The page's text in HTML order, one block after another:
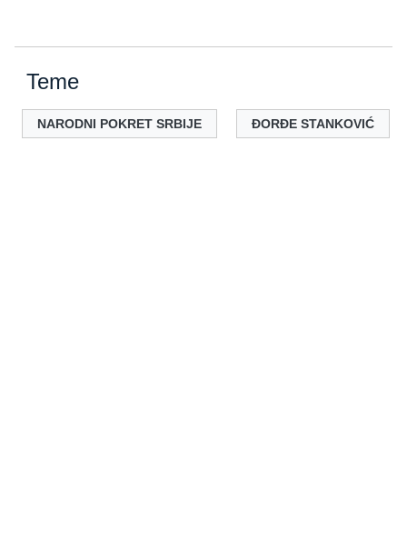
Teme
NARODNI POKRET SRBIJE ĐORĐE STANKOVIĆ